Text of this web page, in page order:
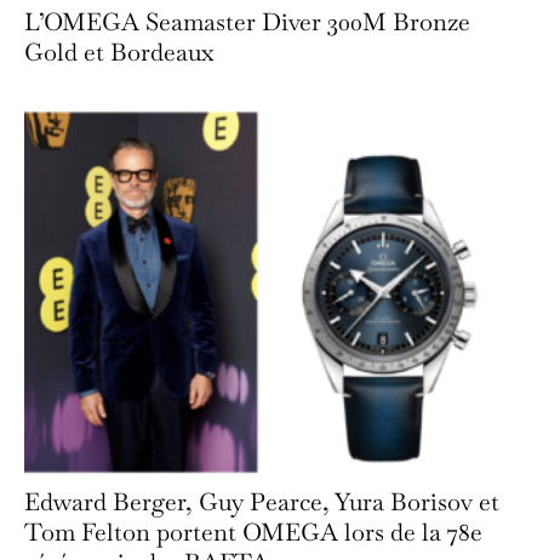
L’OMEGA Seamaster Diver 300M Bronze
Gold et Bordeaux
Edward Berger, Guy Pearce, Yura Borisov et
Tom Felton portent OMEGA lors de la 78e